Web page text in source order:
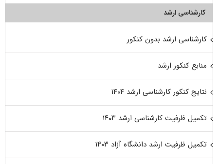
کارشناسی ارشد
کارشناسی ارشد بدون کنکور
منابع کنکور ارشد
نتایج کنکور کارشناسی ارشد ۱۴۰۴
تکمیل ظرفیت کارشناسی ارشد ۱۴۰۳
تکمیل ظرفیت ارشد دانشگاه آزاد ۱۴۰۳